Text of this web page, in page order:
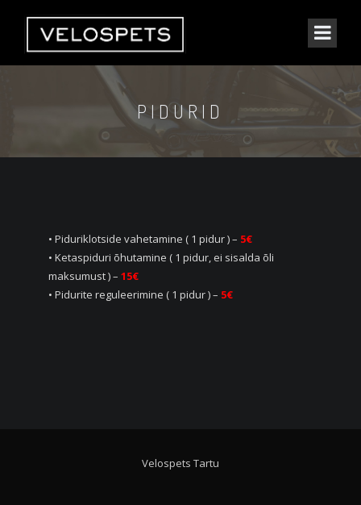
PIDURID
• Piduriklotside vahetamine ( 1 pidur ) – 5€
• Ketaspiduri õhutamine ( 1 pidur, ei sisalda õli
maksumust ) – 15€
• Pidurite reguleerimine ( 1 pidur ) – 5€
Velospets Tartu